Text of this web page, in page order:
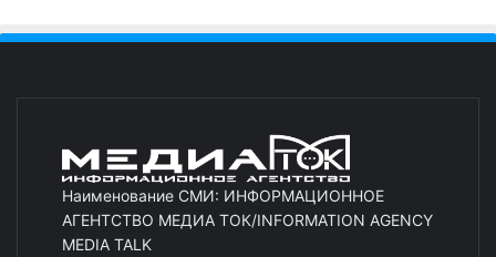
Наименование СМИ: ИНФОРМАЦИОННОЕ
АГЕНТСТВО МЕДИА ТОК/INFORMATION AGENCY
MEDIA TALK